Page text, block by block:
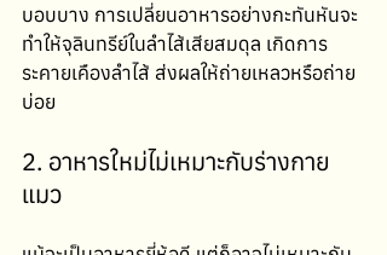
บอบบาง การเปลี่ยนอาหารอย่างกะทันหันจะ
ทำให้จุลินทรีย์ในลำไส้เสียสมดุล เกิดการ
ระคายเคืองลำไส้ ส่งผลให้ถ่ายเหลวหรือถ่าย
บ่อย
2. อาหารใหม่ไม่เหมาะกับร่างกาย
แมว